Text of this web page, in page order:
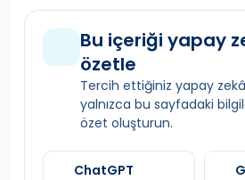
Bu içeriği yapay
özetle
Tercih ettiğiniz yapay
yalnızca bu sayfadaki
özet oluşturun.
ChatGPT